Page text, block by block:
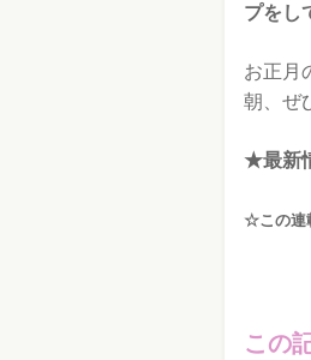
プをし
お正月
朝、ぜ
★最新
☆この連
この